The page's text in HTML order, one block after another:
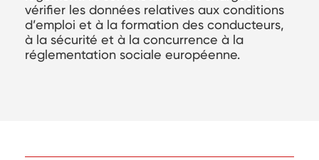
vérifier les données relatives aux conditions
d’emploi et à la formation des conducteurs,
à la sécurité et à la concurrence à la
réglementation sociale européenne.